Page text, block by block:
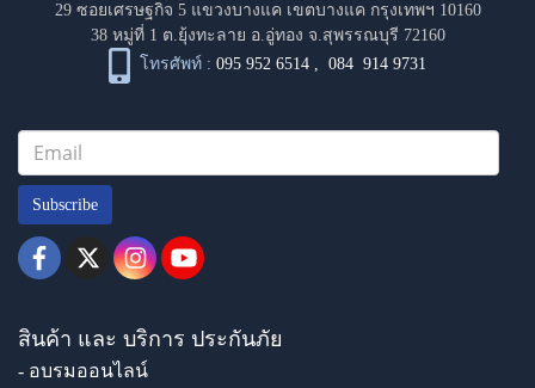
29 ซอยเศรษฐกิจ 5 แขวงบางแค เขตบางแค กรุงเทพฯ 10160
38 หมู่ที่ 1 ต.ยุ้งทะลาย อ.อู่ทอง จ.สุพรรณบุรี 72160
โทรศัพท์ : 095 952 6514 ,084 914 9731
Subscribe
สินค้า และ บริการ ประกันภัย
- อบรมออนไลน์